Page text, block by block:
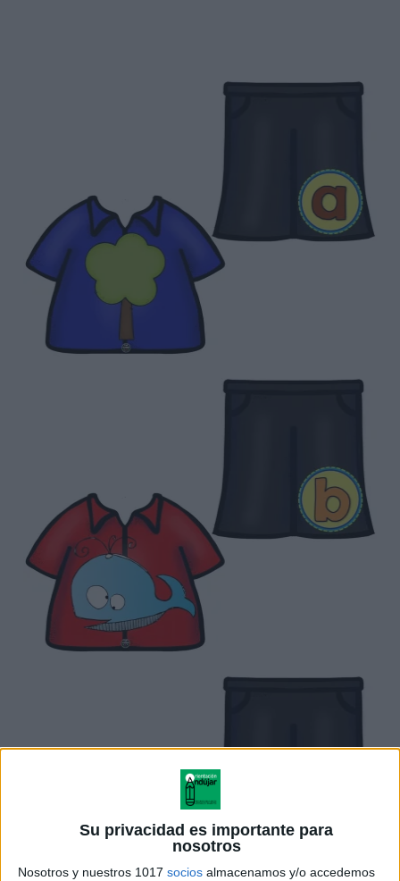
Su privacidad es importante para
nosotros
Nosotros y nuestros 1017 socios almacenamos y/o accedemos